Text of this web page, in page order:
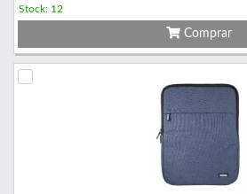
Stock: 12
Comprar